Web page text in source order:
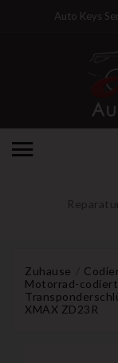
Auto Keys
Zuhause
Motorrad-
XMAX ZD23R